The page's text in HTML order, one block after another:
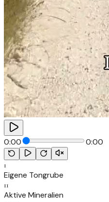
0:00 0:00
1
Eigene Tongrube
11
Aktive Mineralien